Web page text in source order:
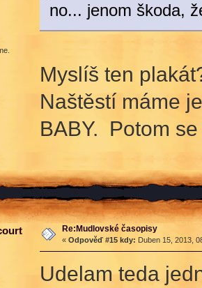
no... jenom škoda,
Myslíš ten
Naštěstí máme
BABY. Potom
Re:Mudlovské časopisy
« Odpověď #15 kdy: Duben 15, 2013,
Udelam teda